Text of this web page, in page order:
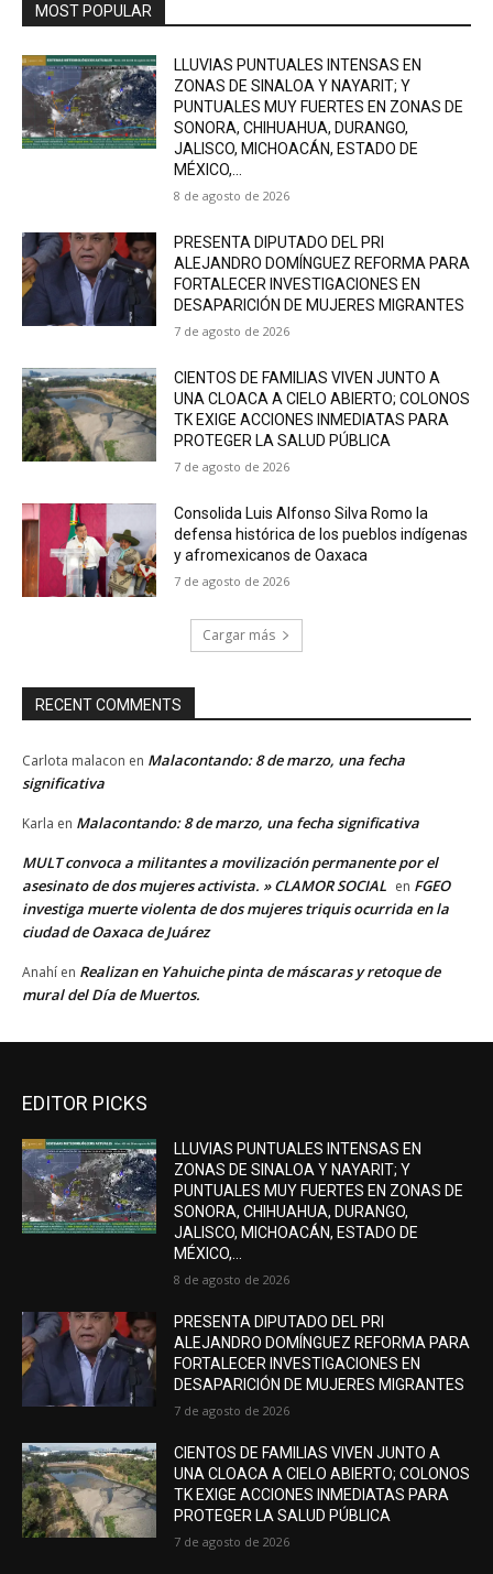
MOST POPULAR
LLUVIAS PUNTUALES INTENSAS EN
ZONAS DE SINALOA Y NAYARIT; Y
PUNTUALES MUY FUERTES EN ZONAS DE
SONORA, CHIHUAHUA, DURANGO,
JALISCO, MICHOACÁN, ESTADO DE
MÉXICO,...
8 de agosto de 2026
PRESENTA DIPUTADO DEL PRI
ALEJANDRO DOMÍNGUEZ REFORMA PARA
FORTALECER INVESTIGACIONES EN
DESAPARICIÓN DE MUJERES MIGRANTES
7 de agosto de 2026
CIENTOS DE FAMILIAS VIVEN JUNTO A
UNA CLOACA A CIELO ABIERTO; COLONOS
TK EXIGE ACCIONES INMEDIATAS PARA
PROTEGER LA SALUD PÚBLICA
7 de agosto de 2026
Consolida Luis Alfonso Silva Romo la
defensa histórica de los pueblos indígenas
y afromexicanos de Oaxaca
7 de agosto de 2026
Cargar más
RECENT COMMENTS
Carlota malacon en Malacontando: 8 de marzo, una fecha
significativa
Karla en Malacontando: 8 de marzo, una fecha significativa
MULT convoca a militantes a movilización permanente por el
asesinato de dos mujeres activista. » CLAMOR SOCIAL en FGEO
investiga muerte violenta de dos mujeres triquis ocurrida en la
ciudad de Oaxaca de Juárez
Anahí en Realizan en Yahuiche pinta de máscaras y retoque de
mural del Día de Muertos.
EDITOR PICKS
LLUVIAS PUNTUALES INTENSAS EN
ZONAS DE SINALOA Y NAYARIT; Y
PUNTUALES MUY FUERTES EN ZONAS DE
SONORA, CHIHUAHUA, DURANGO,
JALISCO, MICHOACÁN, ESTADO DE
MÉXICO,...
8 de agosto de 2026
PRESENTA DIPUTADO DEL PRI
ALEJANDRO DOMÍNGUEZ REFORMA PARA
FORTALECER INVESTIGACIONES EN
DESAPARICIÓN DE MUJERES MIGRANTES
7 de agosto de 2026
CIENTOS DE FAMILIAS VIVEN JUNTO A
UNA CLOACA A CIELO ABIERTO; COLONOS
TK EXIGE ACCIONES INMEDIATAS PARA
PROTEGER LA SALUD PÚBLICA
7 de agosto de 2026